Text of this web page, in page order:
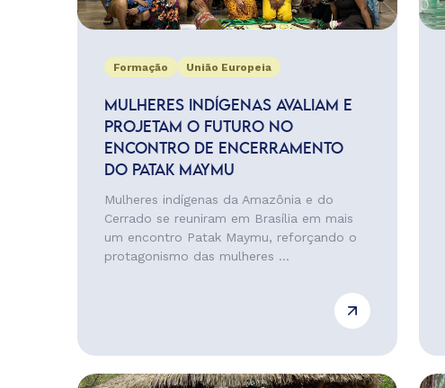
Formação União Europeia
MULHERES INDÍGENAS AVALIAM E
PROJETAM O FUTURO NO
ENCONTRO DE ENCERRAMENTO
DO PATAK MAYMU
Mulheres indígenas da Amazônia e do
Cerrado se reuniram em Brasília em mais
um encontro Patak Maymu, reforçando o
protagonismo das mulheres ...